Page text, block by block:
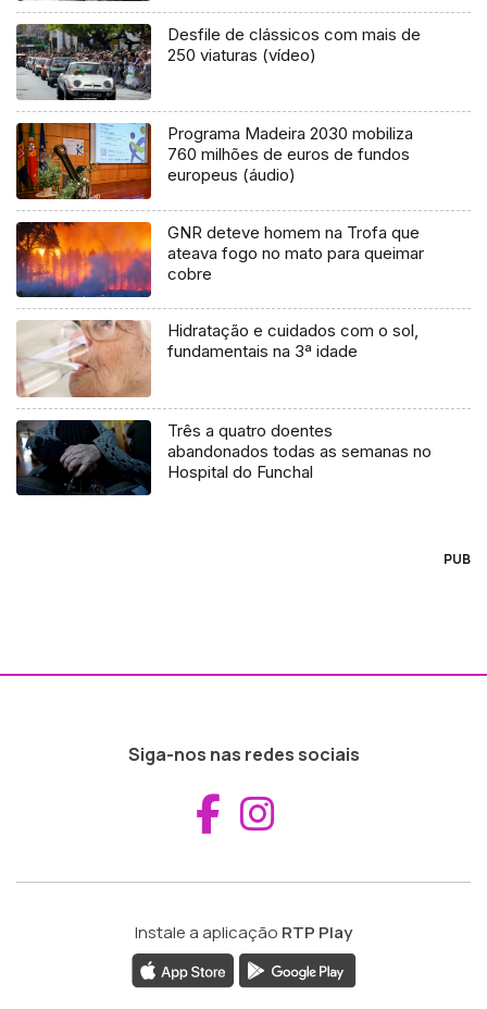
Desfile de clássicos com mais de
250 viaturas (vídeo)
Programa Madeira 2030 mobiliza
760 milhões de euros de fundos
europeus (áudio)
GNR deteve homem na Trofa que
ateava fogo no mato para queimar
cobre
Hidratação e cuidados com o sol,
fundamentais na 3ª idade
Três a quatro doentes
abandonados todas as semanas no
Hospital do Funchal
PUB
Siga-nos nas redes sociais
Aceder ao
Instale a aplicação RTP Play